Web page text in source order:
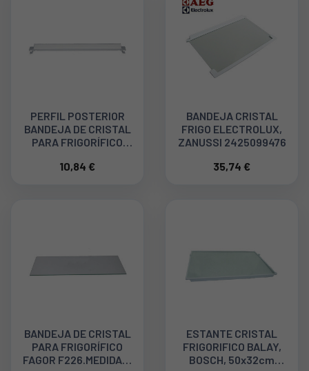
PERFIL POSTERIOR
BANDEJA DE CRISTAL
PARA FRIGORÍFICO
10,84 €
BANDEJA CRISTAL
FRIGO ELECTROLUX,
ZANUSSI 2425099476
35,74 €
BANDEJA DE CRISTAL
PARA FRIGORÍFICO
FAGOR F226.MEDIDAS:
ESTANTE CRISTAL
FRIGORIFICO BALAY,
BOSCH, 50x32cm